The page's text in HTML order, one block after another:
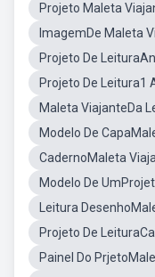
Projeto Maleta
ImagemDe Maleta
Projeto De
Projeto De Leitura1
Maleta ViajanteDa
Modelo De
CadernoMaleta
Modelo De
Leitura
Projeto De
Painel Do